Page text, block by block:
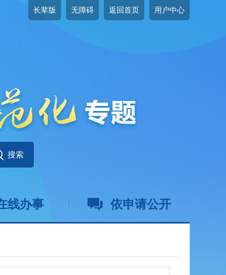
长辈版 无障碍 返回首页 用户中心
线办事 依申请公开